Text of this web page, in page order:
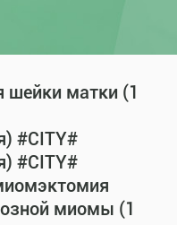
шейки матки (1
#CITY#
#CITY#
миомы (1